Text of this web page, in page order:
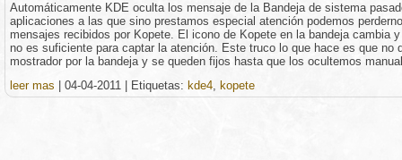
Automáticamente KDE oculta los mensaje de la Bandeja de sistema
aplicaciones a las que sino prestamos especial atención podemos
mensajes recibidos por Kopete. El icono de Kopete en la bandeja cambia
no es suficiente para captar la atención. Este truco lo que hace es que no
mostrador por la bandeja y se queden fijos hasta que los ocultemos
leer mas
04-04-2011 Etiquetas: kde4, kopete